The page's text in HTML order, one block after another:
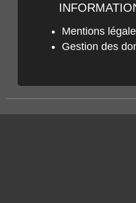
Mentions
Gestion des